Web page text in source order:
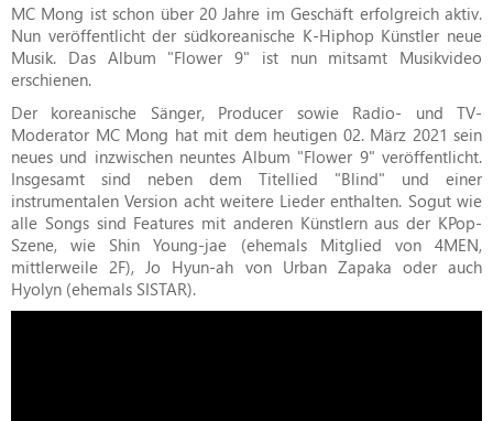
MC Mong ist schon über 20 Jahre im Geschäft erfolgreich aktiv.
Nun veröffentlicht der südkoreanische K-Hiphop Künstler neue
Musik. Das Album "Flower 9" ist nun mitsamt Musikvideo
erschienen.
Der koreanische Sänger, Producer sowie Radio- und TV-
Moderator MC Mong hat mit dem heutigen 02. März 2021 sein
neues und inzwischen neuntes Album "Flower 9" veröffentlicht.
Insgesamt sind neben dem Titellied "Blind" und einer
instrumentalen Version acht weitere Lieder enthalten. Sogut wie
alle Songs sind Features mit anderen Künstlern aus der KPop-
Szene, wie Shin Young-jae (ehemals Mitglied von 4MEN,
mittlerweile 2F), Jo Hyun-ah von Urban Zapaka oder auch
Hyolyn (ehemals SISTAR).